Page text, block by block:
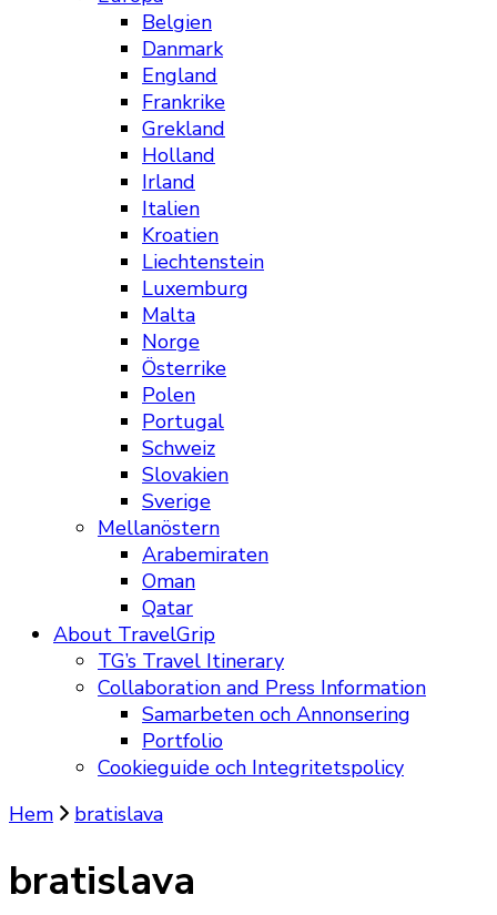
Belgien
Danmark
England
Frankrike
Grekland
Holland
Irland
Italien
Kroatien
Liechtenstein
Luxemburg
Malta
Norge
Österrike
Polen
Portugal
Schweiz
Slovakien
Sverige
Mellanöstern
Arabemiraten
Oman
Qatar
About TravelGrip
TG’s Travel Itinerary
Collaboration and Press Information
Samarbeten och Annonsering
Portfolio
Cookieguide och Integritetspolicy
Hem
bratislava
bratislava